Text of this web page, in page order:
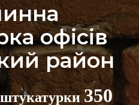
офісів
район
350